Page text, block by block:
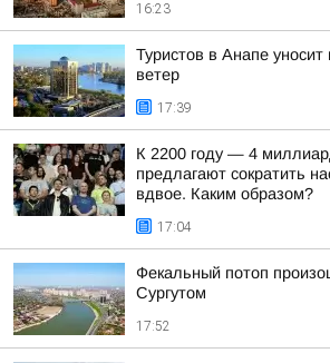
16:23
Туристов в Анапе
ветер
17:39
К 2200 году — 4
предлагают сократить
вдвое. Каким образом?
17:04
Фекальный потоп
Сургутом
17:52